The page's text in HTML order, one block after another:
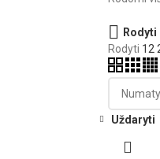
Rodyti
Rodyti 12
Uždaryti